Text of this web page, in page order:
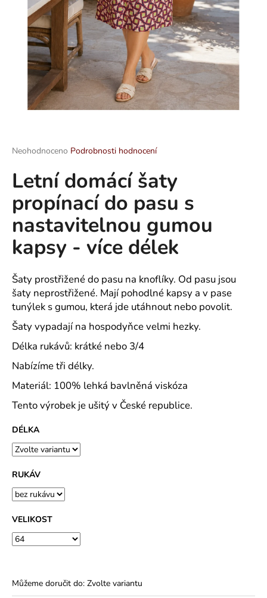
Průměrné
produktu
je
hvězdiček.
Neohodnoceno Podrobnosti hodnocení
Letní domácí šaty
propínací do pasu s
nastavitelnou gumou
kapsy - více délek
Šaty prostřižené do pasu na knoflíky. Od pasu jsou
šaty neprostřižené. Mají pohodlné kapsy a v pase
tunýlek s gumou, která jde utáhnout nebo povolit.
Šaty vypadají na hospodyňce velmi hezky.
Délka rukávů: krátké nebo 3/4
Nabízíme tři délky.
Materiál: 100% lehká bavlněná viskóza
Tento výrobek je ušitý v České republice.
DÉLKA
RUKÁV
VELIKOST
Můžeme doručit do: Zvolte variantu
D
o
p
o
r
u
č
u
j
e
m
e
MAJKA
TEXTILNÍ
KŮŽE
-
JEDNODUCHÝ
1
290
Kč